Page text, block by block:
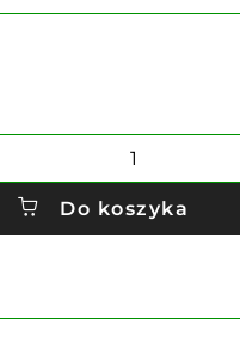
Do koszyka